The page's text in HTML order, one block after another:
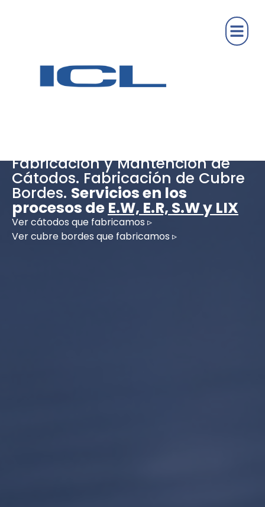
Fabricación y Mantención de
Cátodos. Fabricación de Cubre
Bordes. Servicios en los
procesos de E.W, E.R, S.W y LIX
Ver cátodos que fabricamos ▹
Ver cubre bordes que fabricamos ▹